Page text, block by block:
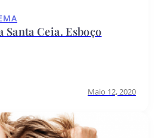
Santa Ceia. Esboço
Maio 12, 2020